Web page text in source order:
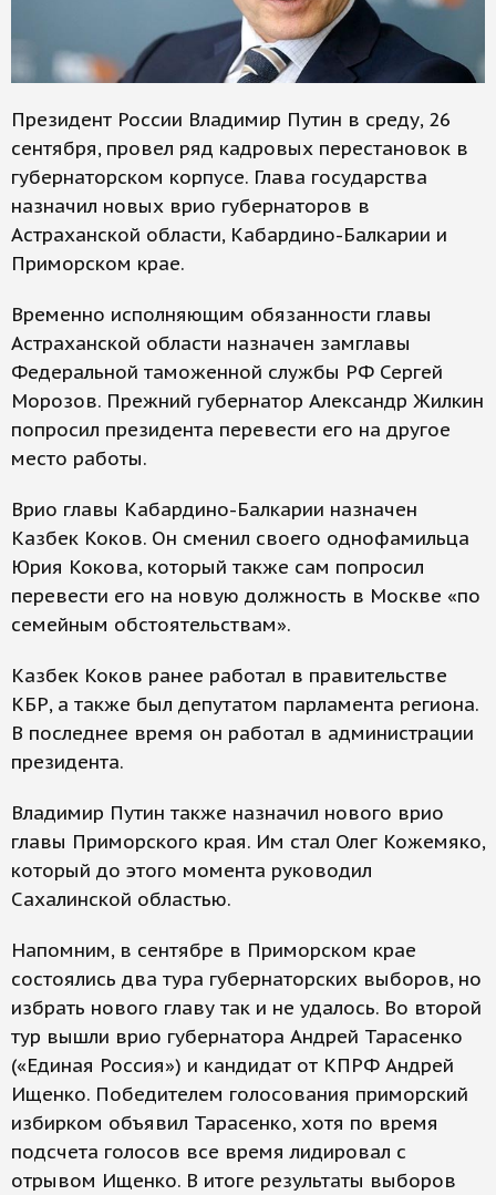
Президент России Владимир Путин в среду, 26
сентября, провел ряд кадровых перестановок в
губернаторском корпусе. Глава государства
назначил новых врио губернаторов в
Астраханской области, Кабардино-Балкарии и
Приморском крае.
Временно исполняющим обязанности главы
Астраханской области назначен замглавы
Федеральной таможенной службы РФ Сергей
Морозов. Прежний губернатор Александр Жилкин
попросил президента перевести его на другое
место работы.
Врио главы Кабардино-Балкарии назначен
Казбек Коков. Он сменил своего однофамильца
Юрия Кокова, который также сам попросил
перевести его на новую должность в Москве «по
семейным обстоятельствам».
Казбек Коков ранее работал в правительстве
КБР, а также был депутатом парламента региона.
В последнее время он работал в администрации
президента.
Владимир Путин также назначил нового врио
главы Приморского края. Им стал Олег Кожемяко,
который до этого момента руководил
Сахалинской областью.
Напомним, в сентябре в Приморском крае
состоялись два тура губернаторских выборов, но
избрать нового главу так и не удалось. Во второй
тур вышли врио губернатора Андрей Тарасенко
(«Единая Россия») и кандидат от КПРФ Андрей
Ищенко. Победителем голосования приморский
избирком объявил Тарасенко, хотя по время
подсчета голосов все время лидировал с
отрывом Ищенко. В итоге результаты выборов